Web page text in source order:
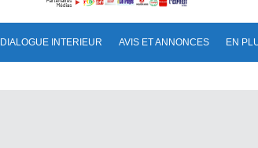
DIALOGUE INTERIEUR AVIS ET ANNONCES EN